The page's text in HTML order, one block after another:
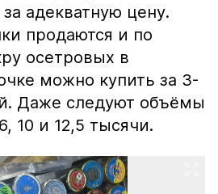
адекватную цену.
продаются и по
осетровых в
можно купить за 3-
Даже следуют объёмы
10 и 12,5 тысячи.